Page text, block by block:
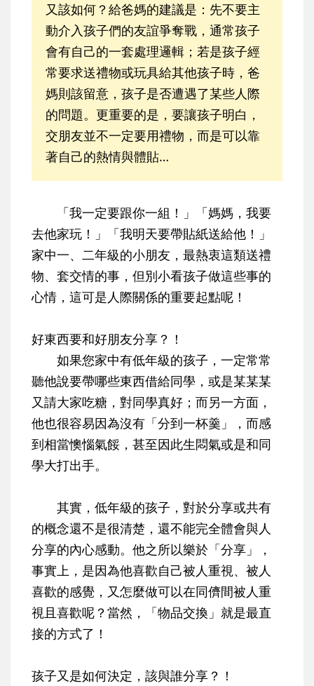
又該如何？給爸媽的建議是：先不要主
動介入孩子們的友誼爭奪戰，通常孩子
會有自己的一套處理邏輯；若是孩子經
常要求送禮物或玩具給其他孩子時，爸
媽則該留意，孩子是否遭遇了某些人際
的問題。更重要的是，要讓孩子明白，
交朋友並不一定要用禮物，而是可以靠
著自己的熱情與體貼…
「我一定要跟你一組！」「媽媽，我要
去他家玩！」「我明天要帶貼紙送給他！」
家中一、二年級的小朋友，最熱衷這類送禮
物、套交情的事，但別小看孩子做這些事的
心情，這可是人際關係的重要起點呢！
好東西要和好朋友分享？！
如果您家中有低年級的孩子，一定常常
聽他說要帶哪些東西借給同學，或是某某某
又請大家吃糖，對同學真好；而另一方面，
他也很容易因為沒有「分到一杯羹」，而感
到相當懊惱氣餒，甚至因此生悶氣或是和同
學大打出手。
其實，低年級的孩子， 對於分享或共有
的概念還不是很清楚 ，還不能完全體會與人
分享的內心感動。他之所以樂於「分享」，
事實上，是因為他喜歡自己被人重視、被人
喜歡的感覺，又怎麼做可以在同儕間被人重
視且喜歡呢？當然，
「物品交換」就是最直
接的方式了！
孩子又是如何決定，該與誰分享？！